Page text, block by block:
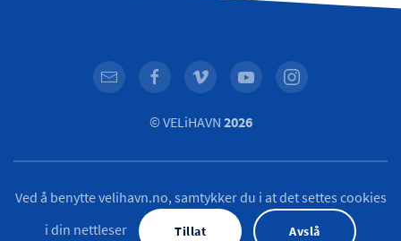
© VELiHAVN 2026
Ved å benytte velihavn.no, samtykker du i at det settes cookies
i din nettleser
Tillat Avslå